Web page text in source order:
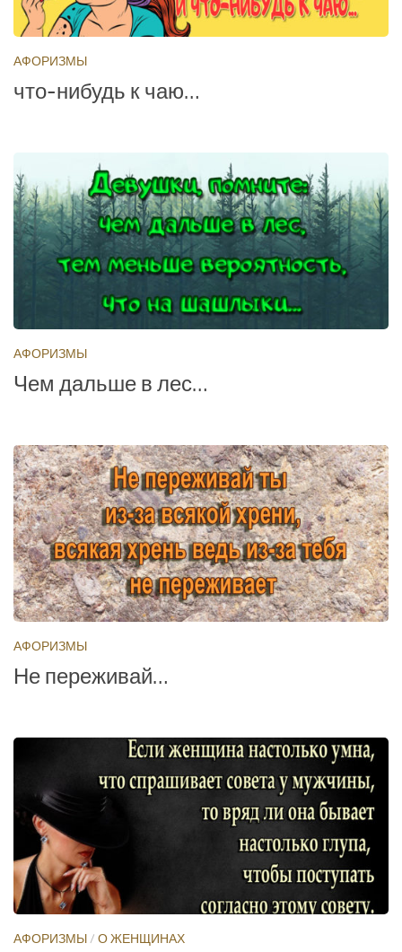
АФОРИЗМЫ
что-нибудь к чаю…
АФОРИЗМЫ
Чем дальше в лес…
АФОРИЗМЫ
Не переживай…
АФОРИЗМЫ/ О ЖЕНЩИНАХ